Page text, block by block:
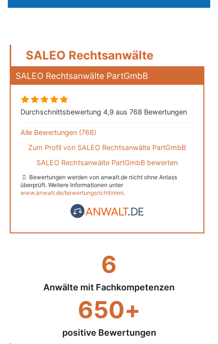
SALEO Rechtsanwälte
SALEO Rechtsanwälte PartGmbB
Durchschnittsbewertung 4,9 aus 768 Bewertungen
Alle Bewertungen (768)
Zum Profil von SALEO Rechtsanwälte PartGmbB
SALEO Rechtsanwälte PartGmbB bewerten
Bewertungen werden von anwalt.de nicht ohne Anlass
überprüft. Weitere Informationen unter
www.anwalt.de/bewertungsrichtlinien.
Anwälte mit Fachkompetenzen
6
positive Bewertungen
650+